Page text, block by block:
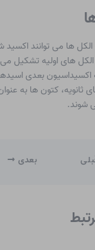
ها می توانند
های اولیه تشکیل
اکسیداسیون بعدی
ثانویه، کتون ها به
شوند.
بعدی